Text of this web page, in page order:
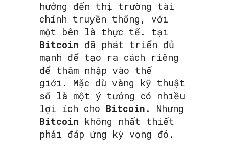
hưởng đến thị trường tài
chính truyền thống, với
một bên là thực tế. tại
Bitcoin đã phát triển đủ
mạnh để tạo ra cách riêng
để thâm nhập vào thế
giới. Mặc dù vàng kỹ thuật
số là một ý tưởng có nhiều
lợi ích cho Bitcoin . Nhưng
Bitcoin không nhất thiết
phải đáp ứng kỳ vọng đó.